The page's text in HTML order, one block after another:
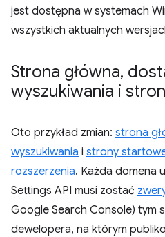
jest dostępna w systemach
wszystkich aktualnych
Strona główna,
wyszukiwania i
Oto przykład zmian: strona
wyszukiwania i strony
rozszerzenia. Każda domena
Settings API musi zostać
Google Search Console) tym
dewelopera, na którym